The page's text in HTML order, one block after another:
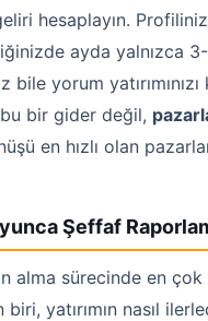
hesaplayın.
ayda yalnızca
bile yorum
bir gider değil,
en hızlı olan
Şeffaf
alma sürecinde en
yatırımın nasıl